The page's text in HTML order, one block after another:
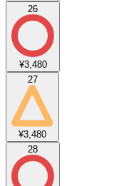
26
¥3,480
27
¥3,480
28